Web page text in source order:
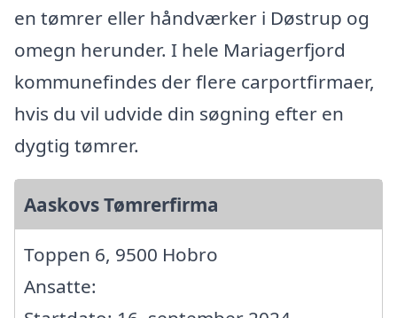
en tømrer eller håndværker i Døstrup og
omegn herunder. I hele Mariagerfjord
kommunefindes der flere carportfirmaer,
hvis du vil udvide din søgning efter en
dygtig tømrer.
Aaskovs Tømrerfirma
Toppen 6, 9500 Hobro
Ansatte: